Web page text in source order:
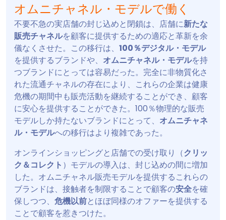
オムニチャネル・モデルで働く
不要不急の実店舗の封じ込めと閉鎖は、店舗に新たな
販売チャネルを顧客に提供するための適応と革新を余
儀なくさせた。この移行は、 100％デジタル・モデル
を提供するブランドや、 オムニチャネル・モデルを持
つブランドにとっては容易だった。完全に非物質化さ
れた流通チャネルの存在により、これらの企業は健康
危機の期間中も販売活動を継続することができ、顧客
に安心を提供することができた。100％物理的な販売
モデルしか持たないブランドにとって、 オムニチャネ
ル・モデルへの移行はより複雑であった。
オンラインショッピングと店舗での受け取り（クリッ
ク＆コレクト ）モデルの導入は、封じ込めの間に増加
した。オムニチャネル販売モデルを提供するこれらの
ブランドは、接触者を制限することで顧客の安全を確
保しつつ、 危機以前とほぼ同様のオファーを提供する
ことで顧客を惹きつけた。